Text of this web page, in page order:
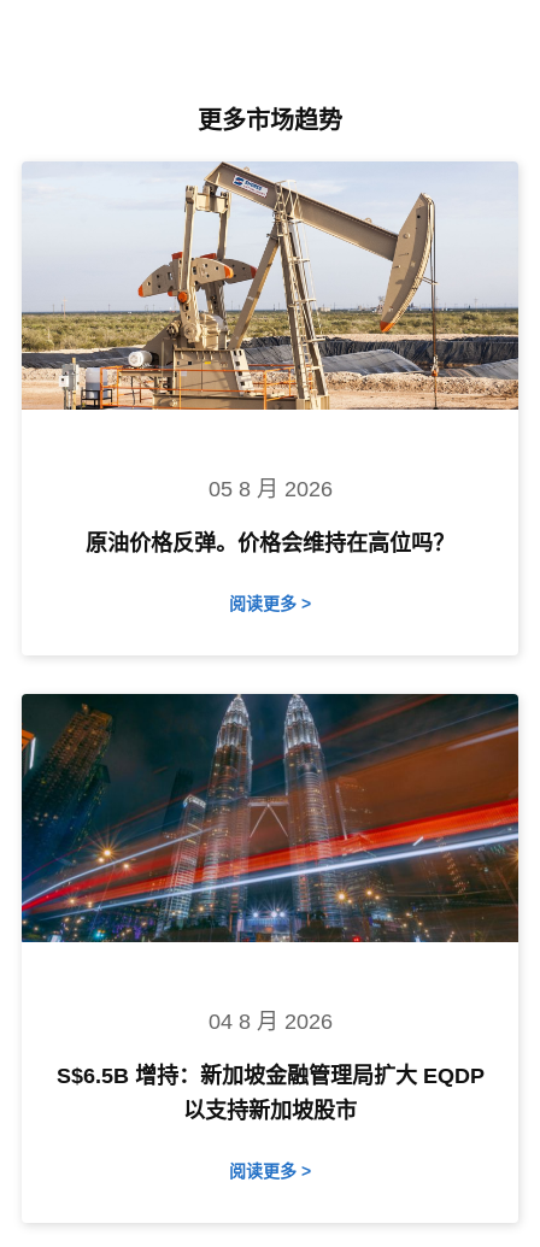
更多市场趋势
05 8 月 2026
原油价格反弹。价格会维持在高位吗？
阅读更多 >
04 8 月 2026
S$6.5B 增持：新加坡金融管理局扩大 EQDP
以支持新加坡股市
阅读更多 >